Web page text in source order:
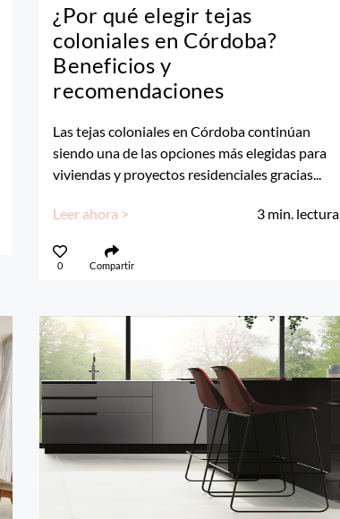
¿Por qué elegir tejas
coloniales en Córdoba?
Beneficios y
recomendaciones
Las tejas coloniales en Córdoba continúan
siendo una de las opciones más elegidas para
viviendas y proyectos residenciales gracias...
Leer ahora > 3 min. lectura
0 Compartir